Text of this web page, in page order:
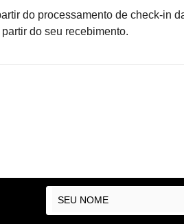
do processamento de check-in
do seu recebimento.